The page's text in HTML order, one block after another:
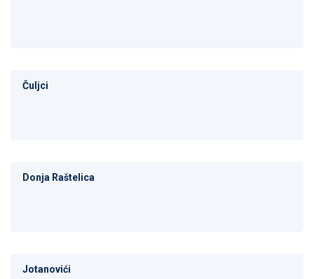
Čuljci
Donja Raštelica
Jotanovići